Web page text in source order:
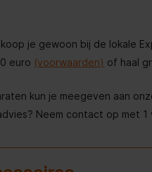
je gewoon bij de lokale
euro (voorwaarden) of haal
kun je meegeven aan
Neem contact op met 1